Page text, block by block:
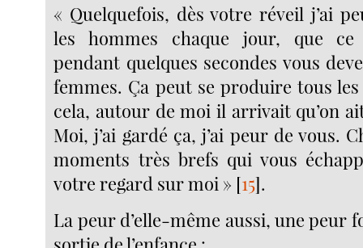
« Quelquefois, dès votre réveil j’ai
les hommes chaque jour, que ce
pendant quelques secondes vous
femmes. Ça peut se produire tous
cela, autour de moi il arrivait qu’on
Moi, j’ai gardé ça, j’ai peur de vous.
moments très brefs qui vous
votre regard sur moi » [15].
La peur d’elle-même aussi, une peur